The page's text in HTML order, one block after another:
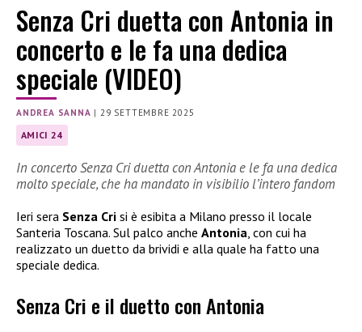
Senza Cri duetta con Antonia in
concerto e le fa una dedica
speciale (VIDEO)
ANDREA SANNA |29 SETTEMBRE 2025
AMICI 24
In concerto Senza Cri duetta con Antonia e le fa una dedica
molto speciale, che ha mandato in visibilio l’intero fandom
Ieri sera Senza Cri si è esibita a Milano presso il locale
Santeria Toscana. Sul palco anche Antonia , con cui ha
realizzato un duetto da brividi e alla quale ha fatto una
speciale dedica.
Senza Cri e il duetto con Antonia